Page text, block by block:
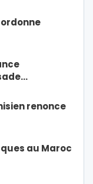
renonce
au Maroc